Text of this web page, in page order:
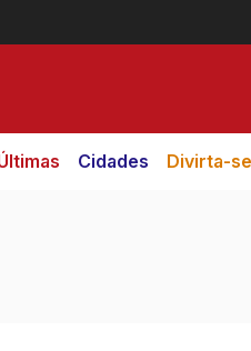
Cidades Divirta-se